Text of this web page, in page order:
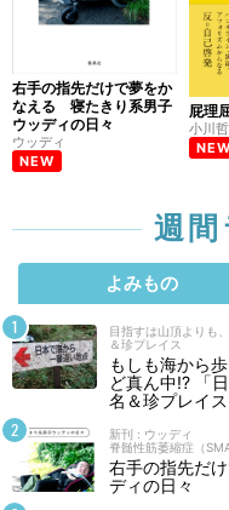
右手の指先だけで夢をか
なえる 寝たきり系男子
ウッディの日々
ウッディ
NEW
屁理
小川哲
NEW
週
よみもの
目指すは山頂よりも
＆珍プレイス
もしも海から
ど真ん中!? 「
名＆珍プレイス
新刊 : ウッディ
脊髄性筋萎縮症（
右手の指先だ
ディの日々